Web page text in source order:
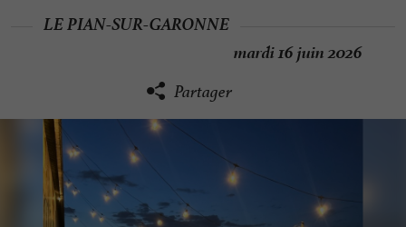
LE PIAN-SUR-GARONNE
mardi 16 juin 2026
Partager